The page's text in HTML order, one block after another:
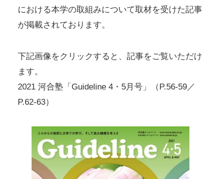
における本学の取組みについて取材を受けた記事
が掲載されております。
下記画像をクリックすると、記事をご覧いただけ
ます。
2021 河合塾「Guideline 4・5月号」（P.56-59／
P.62-63）